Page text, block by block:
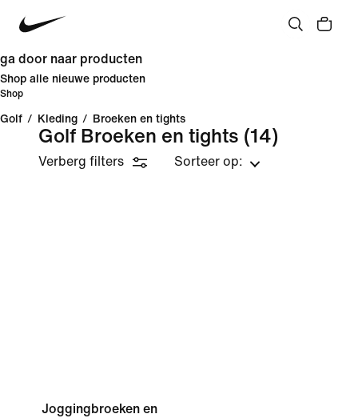
ga door naar producten
Shop alle nieuwe producten
Shop
Golf / Kleding / Broeken en tights
Golf Broeken en tights (14)
Verberg filters Sorteer op:
Joggingbroeken en